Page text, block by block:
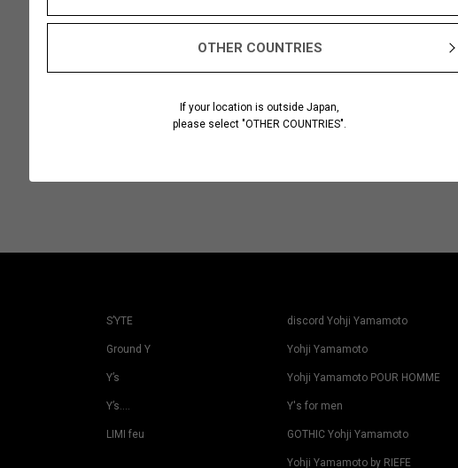
OTHER COUNTRIES
If your location is outside Japan,
please select "OTHER COUNTRIES".
S’YTE
Ground Y
Y’s
Y’s….
LIMI feu
discord Yohji Yamamoto
Yohji Yamamoto
Yohji Yamamoto POUR HOMME
Y's for men
GOTHIC Yohji Yamamoto
Yohji Yamamoto by RIEFE